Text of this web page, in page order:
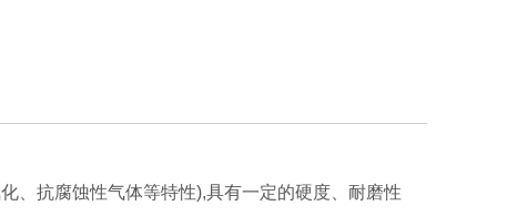
、抗腐蚀性气体等特性),具有一定的硬度、耐磨性